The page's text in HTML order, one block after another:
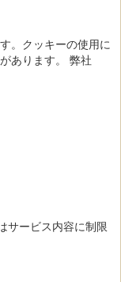
。クッキーの使用に
あります。 弊社
サービス内容に制限